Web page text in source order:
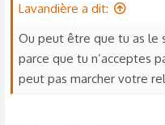
Lavandière a dit:
Ou peut être que tu as le
parce que tu n’acceptes
peut pas marcher votre